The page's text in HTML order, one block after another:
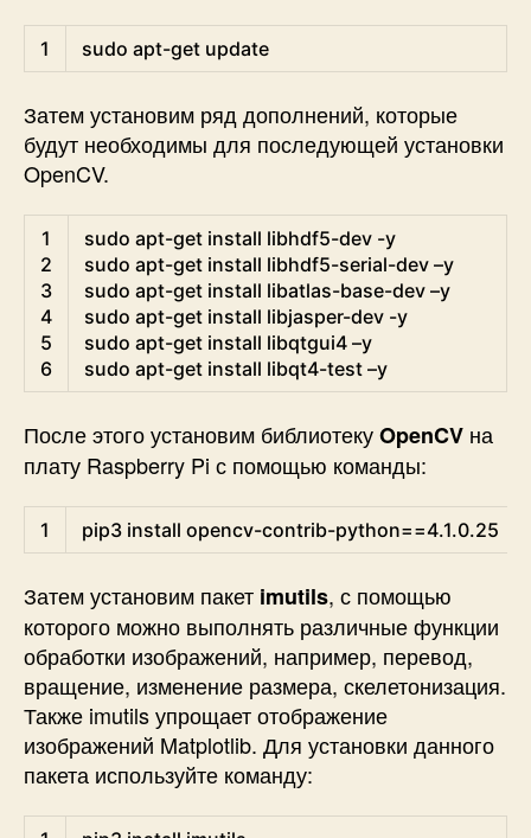
1 sudo apt-get update
Затем установим ряд дополнений, которые
будут необходимы для последующей установки
OpenCV.
1
2
3
4
5
6
sudo apt-get install libhdf5-dev -y
sudo apt-get install libhdf5-serial-dev –y
sudo apt-get install libatlas-base-dev –y
sudo apt-get install libjasper-dev -y
sudo apt-get install libqtgui4 –y
sudo apt-get install libqt4-test –y
После этого установим библиотекуOpenCV на
плату Raspberry Pi с помощью команды:
Shell
1 pip3 install opencv-contrib-python==4.1.0.25
Затем установим пакет imutils, с помощью
которого можно выполнять различные функции
обработки изображений, например, перевод,
вращение, изменение размера, скелетонизация.
Также imutils упрощает отображение
изображений Matplotlib. Для установки данного
пакета используйте команду: